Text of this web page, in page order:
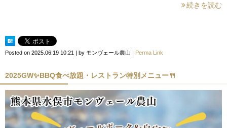
続きを読む
Posted on 2025.06.19 10:21 | by モンヴェール農山 | Perma Link
2025GW✨BBQ食べ放題・レストラン特別メニュー🍴